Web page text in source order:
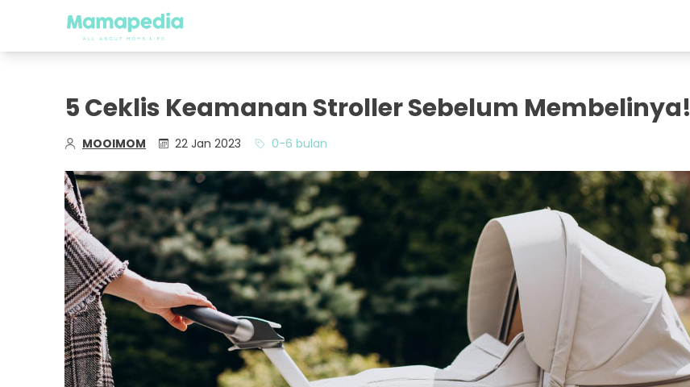
5 Ceklis Keamanan Stroller Sebelum Membelinya!
MOOIMOM 22 Jan 2023 0-6 bulan